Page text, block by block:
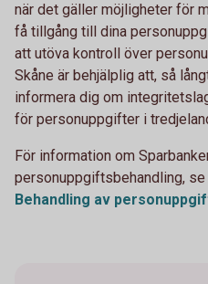
när det gäller möjligheter för
få tillgång till dina
att utöva kontroll över
Skåne är behjälplig att, så
informera dig om
för personuppgifter i
För information om
personuppgiftsbehandling, se
Behandling av